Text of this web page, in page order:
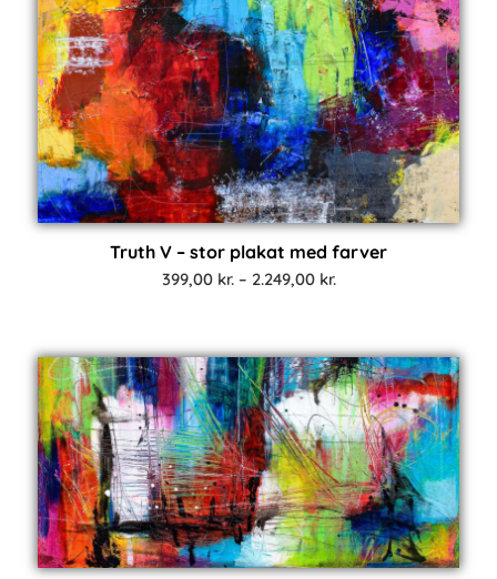
Truth V – stor plakat med farver
399,00 kr. – 2.249,00 kr.Prisinterval: